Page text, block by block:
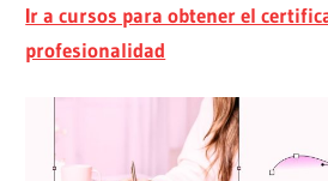
Ir a cursos para obtener el
profesionalidad